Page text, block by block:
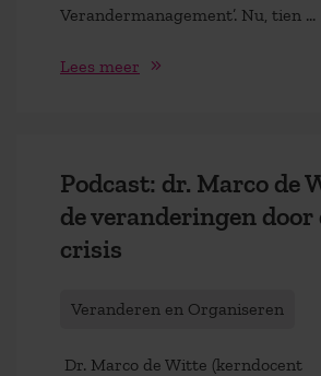
Verandermanagement’. Nu, tien …
Lees meer
Podcast: dr. Marco de
de veranderingen door
crisis
Veranderen en Organiseren
Dr. Marco de Witte (kerndocent